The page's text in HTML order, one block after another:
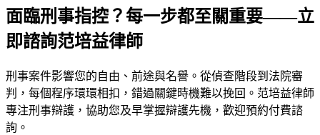
面臨刑事指控？每一步都至關重要——立
即諮詢范培益律師
刑事案件影響您的自由、前途與名譽。從偵查階段到法院審
判，每個程序環環相扣，錯過關鍵時機難以挽回。 范培益律師
專注刑事辯護，協助您及早掌握辯護先機，歡迎預約付費諮
詢。